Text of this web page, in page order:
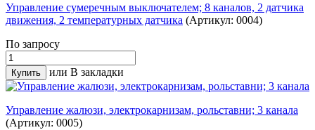
Управление сумеречным выключателем; 8 каналов, 2 датчика
движения, 2 температурных датчика (Артикул: 0004)
По запросу
или В закладки
Управление жалюзи, электрокарнизам, рольставни; 3 канала
(Артикул: 0005)